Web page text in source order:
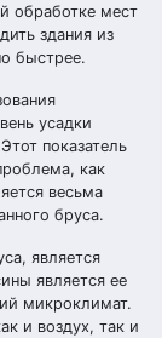
обработке мест
здания из
быстрее.
усадки
показатель
как
весьма
бруса.
является
является ее
микроклимат.
и воздух, так и